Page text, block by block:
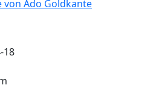
Ado Goldkante
18